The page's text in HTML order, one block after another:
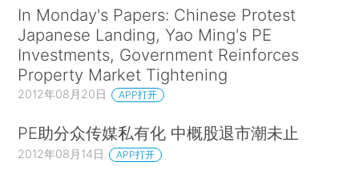
In Monday's Papers: Chinese Protest
Japanese Landing, Yao Ming's PE
Investments, Government Reinforces
Property Market Tightening
2012年08月20日 APP打开
PE助分众传媒私有化 中概股退市潮未止
2012年08月14日 APP打开